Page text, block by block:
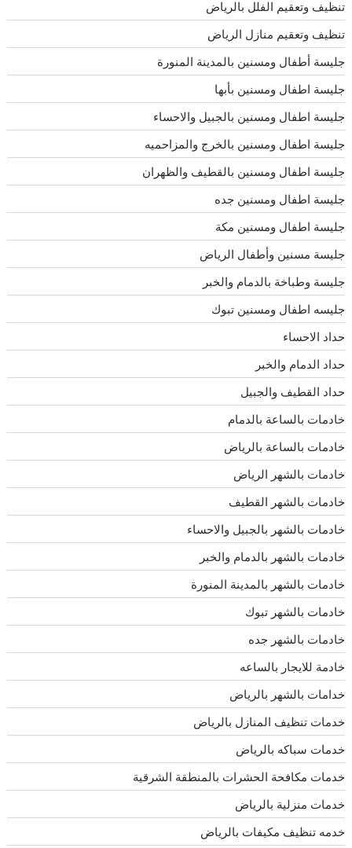
تنظيف وتعقيم الفلل بالرياض
تنظيف وتعقيم منازل الرياض
جليسة أطفال ومسنين بالمدينة المنورة
جليسة اطفال ومسنين بأبها
جليسة اطفال ومسنين بالجبيل والاحساء
جليسة اطفال ومسنين بالخرج والمزاحميه
جليسة اطفال ومسنين بالقطيف والظهران
جليسة اطفال ومسنين جده
جليسة اطفال ومسنين مكة
جليسة مسنين وأطفال الرياض
جليسة وطباخة بالدمام والخبر
جليسه اطفال ومسنين تبوك
حداد الاحساء
حداد الدمام والخبر
حداد القطيف والجبيل
خادمات بالساعة بالدمام
خادمات بالساعة بالرياض
خادمات بالشهر الرياض
خادمات بالشهر القطيف
خادمات بالشهر بالجبيل والاحساء
خادمات بالشهر بالدمام والخبر
خادمات بالشهر بالمدينة المنورة
خادمات بالشهر تبوك
خادمات بالشهر جده
خادمة للايجار بالساعه
خدامات بالشهر بالرياض
خدمات تنظيف المنازل بالرياض
خدمات سباكه بالرياض
خدمات مكافحة الحشرات بالمنطقة الشرقية
خدمات منزلية بالرياض
خدمه تنظيف مكيفات بالرياض